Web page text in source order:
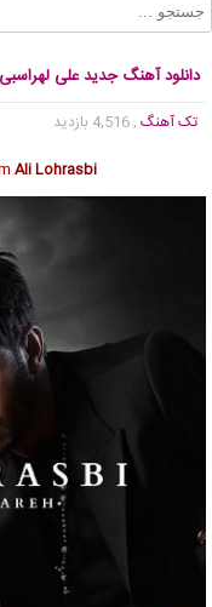
دانلود آهنگ جدید علی
تک آهنگ , 4,516 بازدید
Ali Lohrasbi